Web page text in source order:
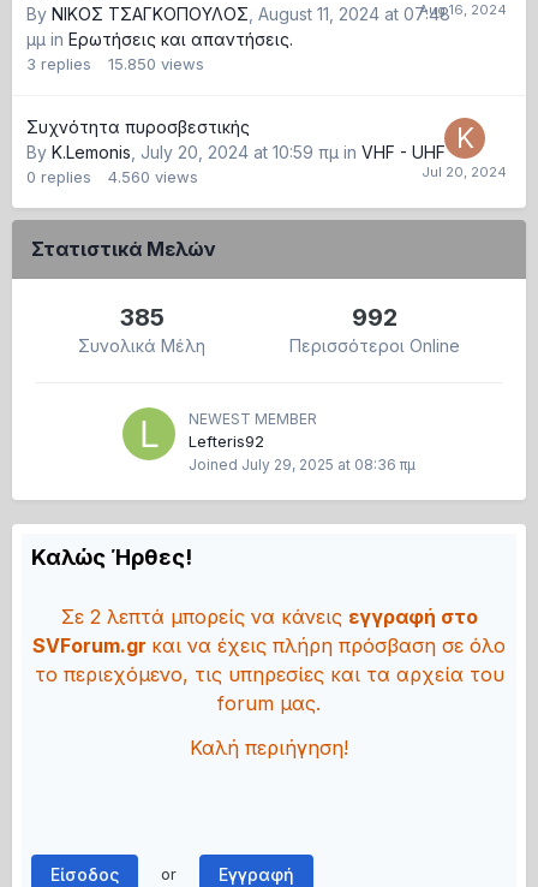
By ΝΙΚΟΣ ΤΣΑΓΚΟΠΟΥΛΟΣ August 11, 2024 at 07:48
μμ in Ερωτήσεις και απαντήσεις.
3 replies 15.850 views
Συχνότητα πυροσβεστικής
By K.Lemonis July 20, 2024 at 10:59 πμ in VHF - UHF
0 replies 4.560 views
Στατιστικά Μελών
385
Συνολικά Μέλη
992
Περισσότεροι Online
NEWEST MEMBER
Lefteris92
Joined July 29, 2025 at 08:36 πμ
Καλώς Ήρθες!
Σε 2 λεπτά μπορείς να κάνεις εγγραφή στο
SVForum.gr και να έχεις πλήρη πρόσβαση σε όλο
το περιεχόμενο, τις υπηρεσίες και τα αρχεία του
forum μας.
Καλή περιήγηση!
Είσοδος or Εγγραφή